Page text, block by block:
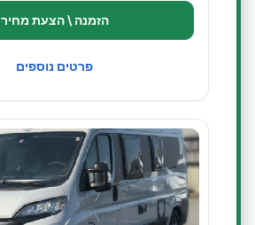
הזמנה \ הצעת מחיר
פרטים נוספים